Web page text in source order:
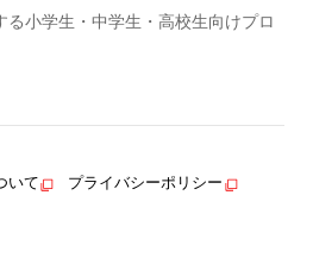
小学生・中学生・高校生向けプロ
いて プライバシーポリシー